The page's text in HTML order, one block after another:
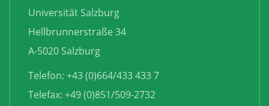
Universität Salzburg
Hellbrunnerstraße 34
A-5020 Salzburg
Telefon: +43 (0)664/433 433 7
Telefax: +49 (0)851/509-2732